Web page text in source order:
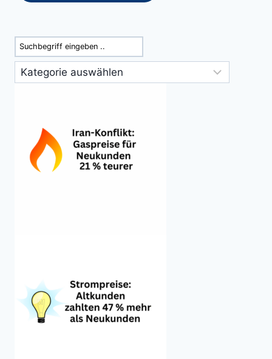
Suchen
Kategorien